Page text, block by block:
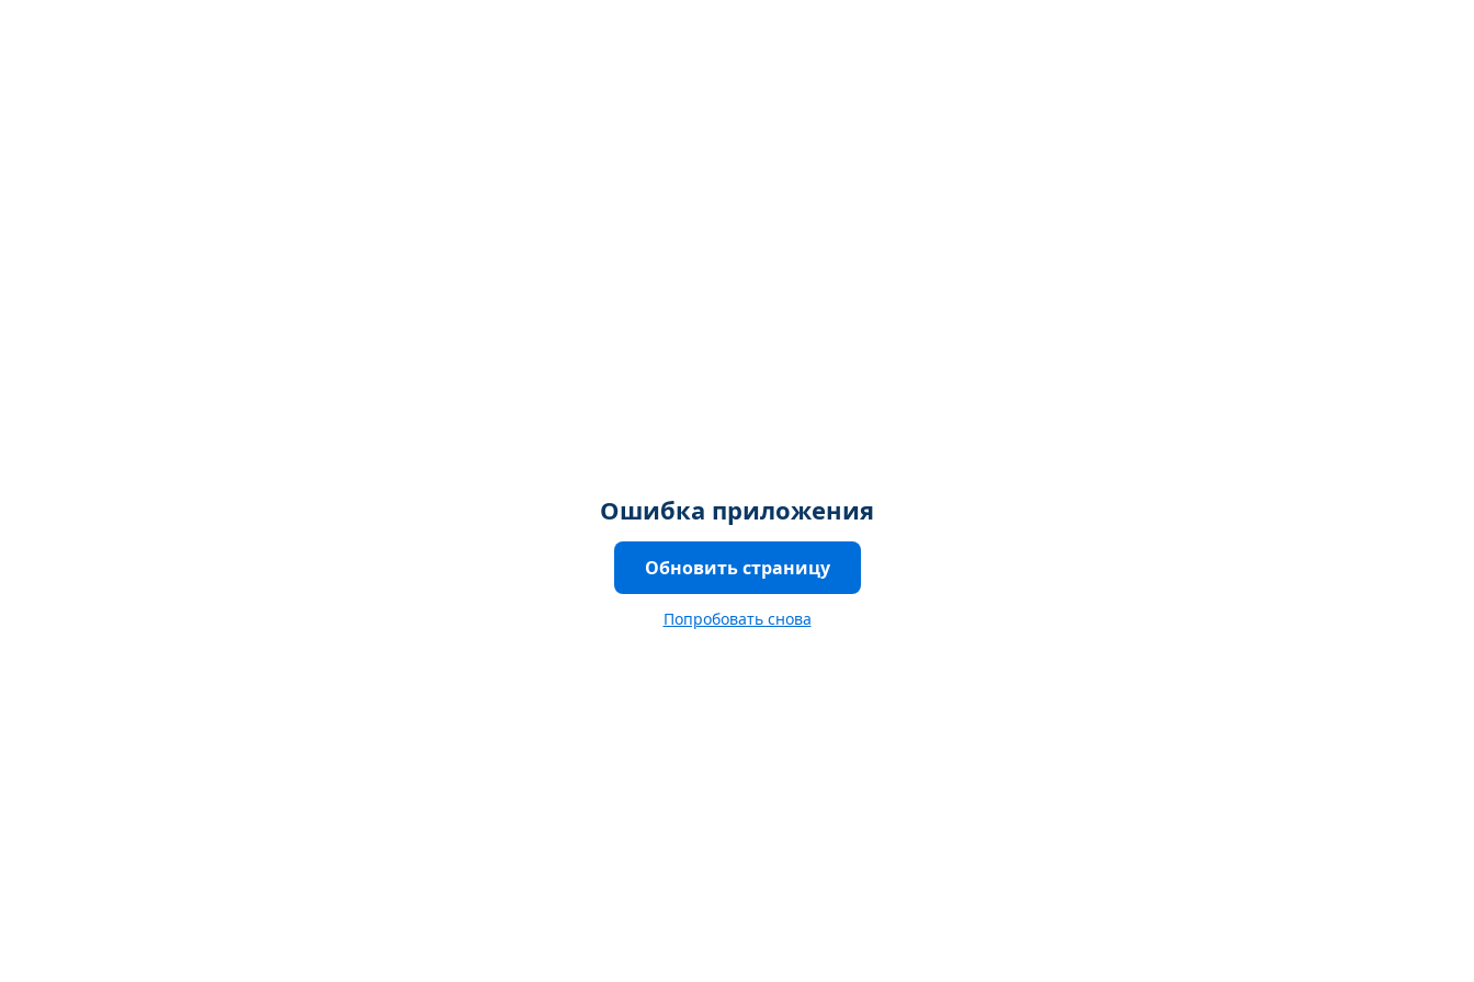
Ошибка приложения
Обновить страницу
Попробовать снова